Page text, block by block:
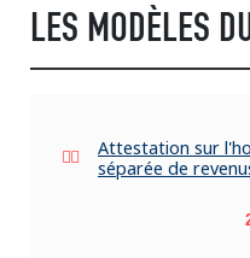
LES MODÈLES
Attestation sur
séparée de